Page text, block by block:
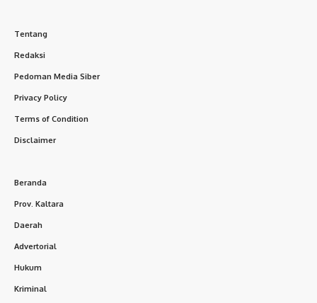
Tentang
Redaksi
Pedoman Media Siber
Privacy Policy
Terms of Condition
Disclaimer
Beranda
Prov. Kaltara
Daerah
Advertorial
Hukum
Kriminal